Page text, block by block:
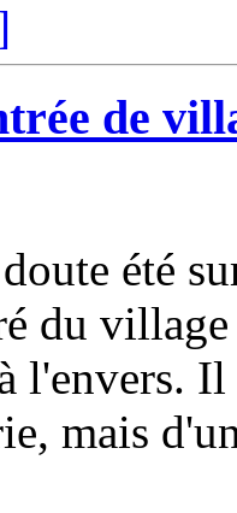
de
été
du
l'envers.
mais